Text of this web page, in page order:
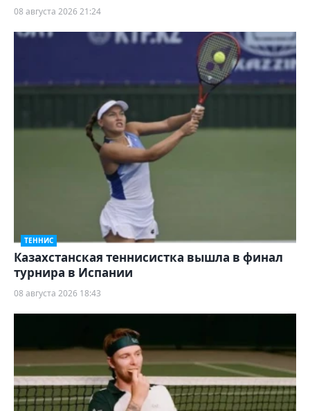
08 августа 2026 21:24
ТЕННИС
Казахстанская теннисистка вышла в финал
турнира в Испании
08 августа 2026 18:43